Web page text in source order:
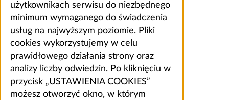
użytkownikach serwisu do niezbędnego
minimum wymaganego do świadczenia
usług na najwyższym poziomie. Pliki
cookies wykorzystujemy w celu
prawidłowego działania strony oraz
analizy liczby odwiedzin. Po kliknięciu w
przycisk „USTAWIENIA COOKIES”
możesz otworzyć okno, w którym